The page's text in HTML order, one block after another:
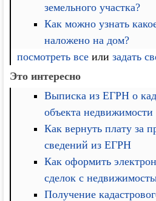
земельного участка?
Как можно узнать
наложено на дом?
посмотреть все илизадать
Это интересно
Выписка из ЕГРН о
объекта недвижимости
Как вернуть плату за
сведений из ЕГРН
Как оформить
сделок с
Получение